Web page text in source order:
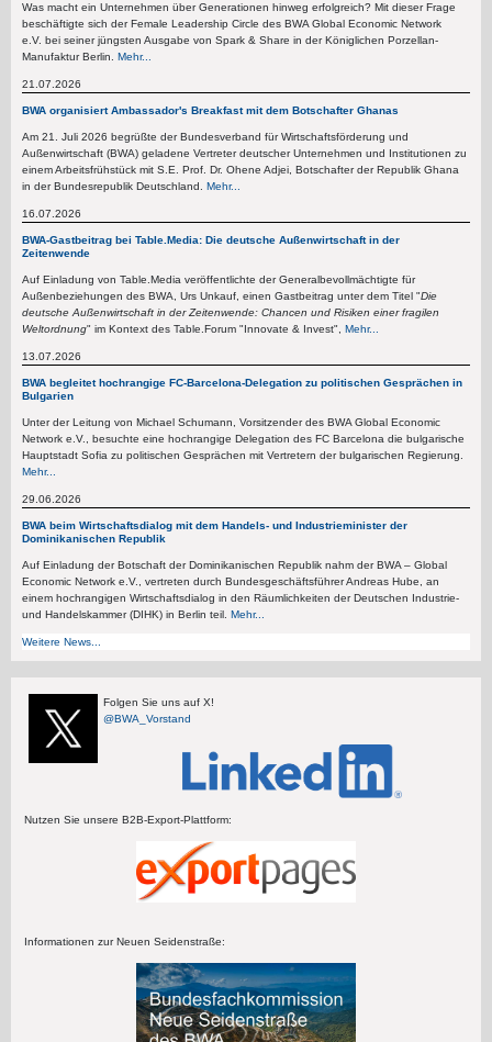
Was macht ein Unternehmen über Generationen hinweg erfolgreich? Mit dieser Frage
beschäftigte sich der Female Leadership Circle des BWA Global Economic Network
e.V. bei seiner jüngsten Ausgabe von Spark & Share in der Königlichen Porzellan-
Manufaktur Berlin. Mehr...
21.07.2026
BWA organisiert Ambassador's Breakfast mit dem Botschafter Ghanas
Am 21. Juli 2026 begrüßte der Bundesverband für Wirtschaftsförderung und
Außenwirtschaft (BWA) geladene Vertreter deutscher Unternehmen und Institutionen zu
einem Arbeitsfrühstück mit S.E. Prof. Dr. Ohene Adjei, Botschafter der Republik Ghana
in der Bundesrepublik Deutschland. Mehr...
16.07.2026
BWA-Gastbeitrag bei Table.Media: Die deutsche Außenwirtschaft in der
Zeitenwende
Auf Einladung von Table.Media veröffentlichte der Generalbevollmächtigte für
Außenbeziehungen des BWA, Urs Unkauf, einen Gastbeitrag unter dem Titel "Die
deutsche Außenwirtschaft in der Zeitenwende: Chancen und Risiken einer fragilen
Weltordnung" im Kontext des Table.Forum "Innovate & Invest", Mehr...
13.07.2026
BWA begleitet hochrangige FC-Barcelona-Delegation zu politischen Gesprächen in
Bulgarien
Unter der Leitung von Michael Schumann, Vorsitzender des BWA Global Economic
Network e.V., besuchte eine hochrangige Delegation des FC Barcelona die bulgarische
Hauptstadt Sofia zu politischen Gesprächen mit Vertretern der bulgarischen Regierung.
Mehr...
29.06.2026
BWA beim Wirtschaftsdialog mit dem Handels- und Industrieminister der
Dominikanischen Republik
Auf Einladung der Botschaft der Dominikanischen Republik nahm der BWA – Global
Economic Network e.V., vertreten durch Bundesgeschäftsführer Andreas Hube, an
einem hochrangigen Wirtschaftsdialog in den Räumlichkeiten der Deutschen Industrie-
und Handelskammer (DIHK) in Berlin teil. Mehr...
Weitere News...
Folgen Sie uns auf X!
@BWA_Vorstand
Nutzen Sie unsere B2B-Export-Plattform:
Informationen zur Neuen Seidenstraße: